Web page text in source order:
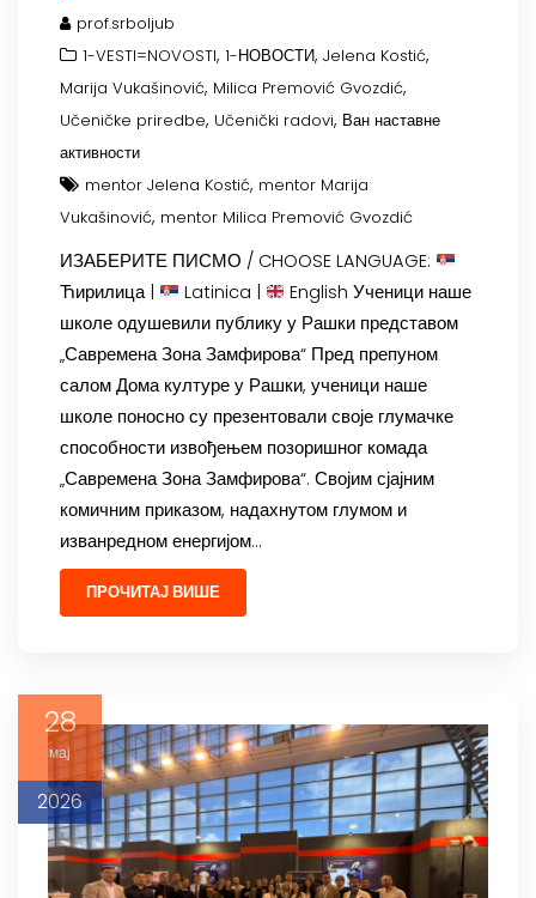
prof.srboljub
1-VESTI=NOVOSTI, 1-НОВОСТИ, Jelena Kostić,
Marija Vukašinović, Milica Premović Gvozdić,
Učeničke priredbe, Učenički radovi, Ван наставне
активности
mentor Jelena Kostić, mentor Marija
Vukašinović, mentor Milica Premović Gvozdić
ИЗАБЕРИТЕ ПИСМО / CHOOSE LANGUAGE:
Ћирилица |
Latinica |
English Ученици наше
школе одушевили публику у Рашки представом
„Савремена Зона Замфирова“ Пред препуном
салом Дома културе у Рашки, ученици наше
школе поносно су презентовали своје глумачке
способности извођењем позоришног комада
„Савремена Зона Замфирова“. Својим сјајним
комичним приказом, надахнутом глумом и
изванредном енергијом…
ПРОЧИТАЈ ВИШЕ
28
мај
2026